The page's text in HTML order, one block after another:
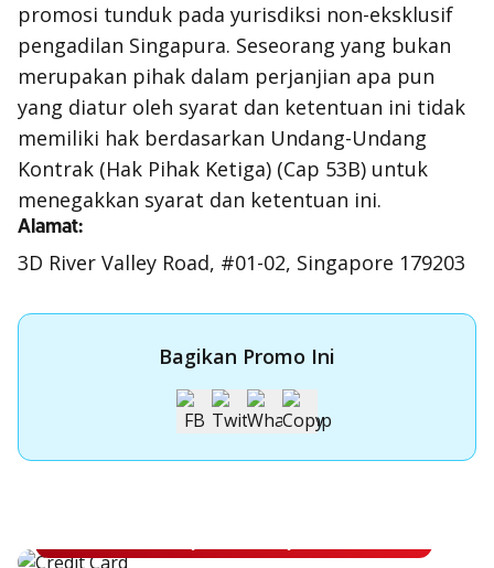
promosi tunduk pada yurisdiksi non-eksklusif
pengadilan Singapura. Seseorang yang bukan
merupakan pihak dalam perjanjian apa pun
yang diatur oleh syarat dan ketentuan ini tidak
memiliki hak berdasarkan Undang-Undang
Kontrak (Hak Pihak Ketiga) (Cap 53B) untuk
menegakkan syarat dan ketentuan ini.
Alamat:
3D River Valley Road, #01-02, Singapore 179203
Bagikan Promo Ini
Apply Kartu Kredit OCBC NISP